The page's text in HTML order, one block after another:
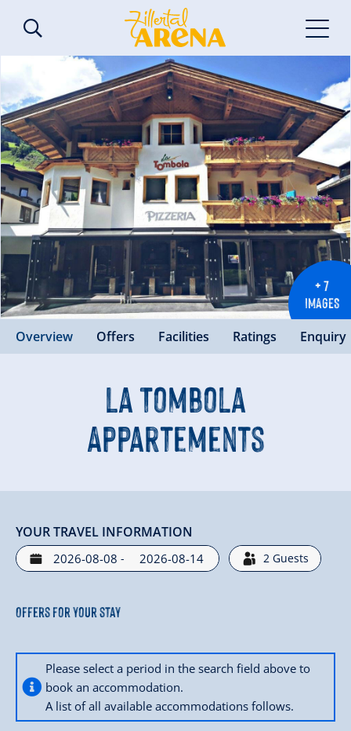
+ 7
IMAGES
Overview Offers Facilities Ratings Enquiry
La Tombola
Appartements
YOUR TRAVEL INFORMATION
- 2 Guests
Offers for your stay
Please select a period in the search field above to
book an accommodation.
A list of all available accommodations follows.